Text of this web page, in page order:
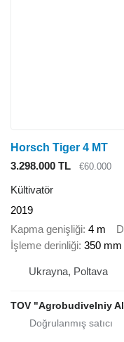
Horsch Tiger 4 MT
3.298.000 TL
€60.000
Kültivatör
2019
Kapma genişliği 4 m
İşleme derinliği 350 mm
Ukrayna, Poltava
TOV "Agrobudivelniy